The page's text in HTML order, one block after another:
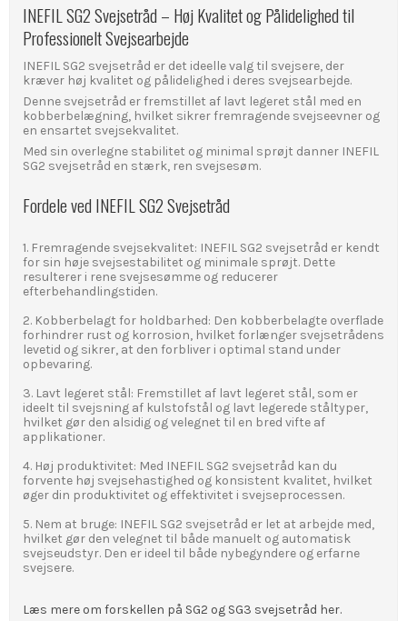
INEFIL SG2 Svejsetråd – Høj Kvalitet og Pålidelighed til
Professionelt Svejsearbejde
INEFIL SG2 svejsetråd er det ideelle valg til svejsere, der
kræver høj kvalitet og pålidelighed i deres svejsearbejde.
Denne svejsetråd er fremstillet af lavt legeret stål med en
kobberbelægning, hvilket sikrer fremragende svejseevner og
en ensartet svejsekvalitet.
Med sin overlegne stabilitet og minimal sprøjt danner INEFIL
SG2 svejsetråd en stærk, ren svejsesøm.
Fordele ved INEFIL SG2 Svejsetråd
1. Fremragende svejsekvalitet: INEFIL SG2 svejsetråd er kendt
for sin høje svejsestabilitet og minimale sprøjt. Dette
resulterer i rene svejsesømme og reducerer
efterbehandlingstiden.
2. Kobberbelagt for holdbarhed: Den kobberbelagte overflade
forhindrer rust og korrosion, hvilket forlænger svejsetrådens
levetid og sikrer, at den forbliver i optimal stand under
opbevaring.
3. Lavt legeret stål: Fremstillet af lavt legeret stål, som er
ideelt til svejsning af kulstofstål og lavt legerede ståltyper,
hvilket gør den alsidig og velegnet til en bred vifte af
applikationer.
4. Høj produktivitet: Med INEFIL SG2 svejsetråd kan du
forvente høj svejsehastighed og konsistent kvalitet, hvilket
øger din produktivitet og effektivitet i svejseprocessen.
5. Nem at bruge: INEFIL SG2 svejsetråd er let at arbejde med,
hvilket gør den velegnet til både manuelt og automatisk
svejseudstyr. Den er ideel til både nybegyndere og erfarne
svejsere.
Læs mere om forskellen på SG2 og SG3 svejsetråd her.